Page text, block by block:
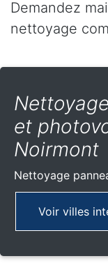
Demandez
nettoyage
et
Noirmont
Nettoyage
Voir villes